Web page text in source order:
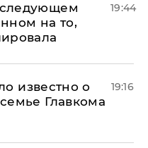
на то,
19:44
известно о
Главкома
19:16